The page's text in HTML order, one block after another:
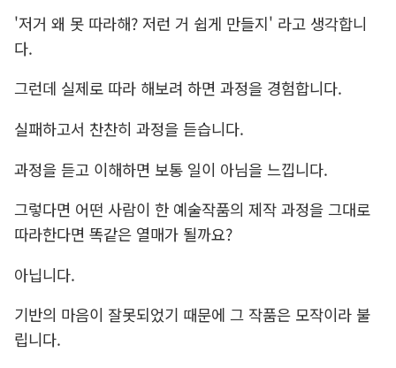
'저거 왜 못 따라해? 저런 거 쉽게 만들지' 라고 생각합니
다.
그런데 실제로 따라 해보려 하면 과정을 경험합니다.
실패하고서 찬찬히 과정을 듣습니다.
과정을 듣고 이해하면 보통 일이 아님을 느낍니다.
그렇다면 어떤 사람이 한 예술작품의 제작 과정을 그대로
따라한다면 똑같은 열매가 될까요?
아닙니다.
기반의 마음이 잘못되었기 때문에 그 작품은 모작이라 불
립니다.